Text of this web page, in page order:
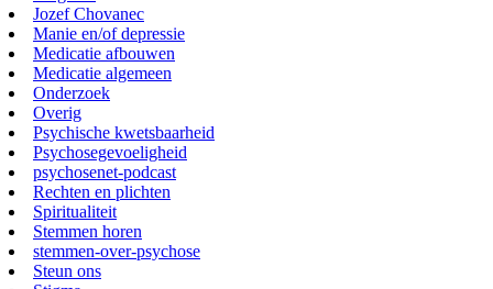
Jozef Chovanec
Manie en/of depressie
Medicatie afbouwen
Medicatie algemeen
Onderzoek
Overig
Psychische kwetsbaarheid
Psychosegevoeligheid
psychosenet-podcast
Rechten en plichten
Spiritualiteit
Stemmen horen
stemmen-over-psychose
Steun ons